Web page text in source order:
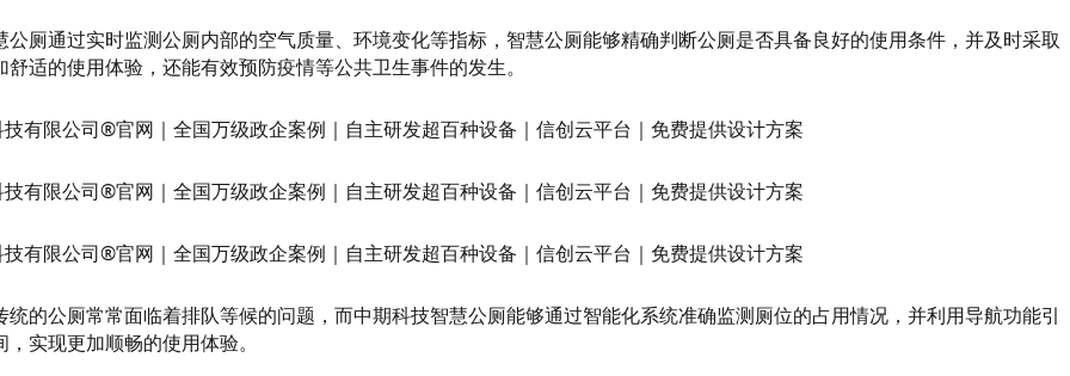
厕通过实时监测公厕内部的空气质量、环境变化等指标，智慧公厕能够精确判断公厕是否具备良好的使用条件，并及时采取
适的使用体验，还能有效预防疫情等公共卫生事件的发生。
的公厕常常面临着排队等候的问题，而中期科技智慧公厕能够通过智能化系统准确监测厕位的占用情况，并利用导航功能引
实现更加顺畅的使用体验。